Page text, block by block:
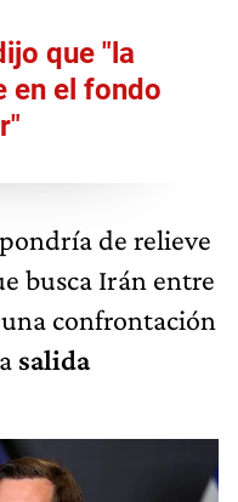
que "la
en el fondo
de relieve
busca Irán entre
confrontación
salida